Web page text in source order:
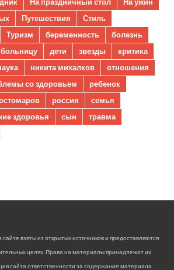
Путешествия
Стиль
Туризм беременность
болезнь
больницу
дети звезды
критика
никита михалков
отношения
со здоровьем
ребенок
россия
семья
здоровья сын
травма
взяты из открытых источников и предоставляются
целях. Права на материалы принадлежат их
сайта ответственности за содержание материала